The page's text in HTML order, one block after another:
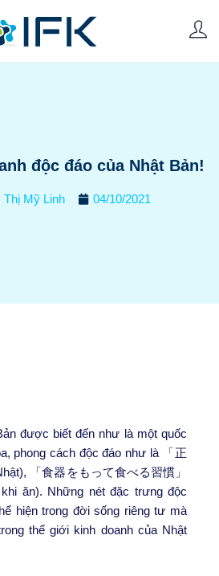
độc đáo của Nhật Bản!
Thị Mỹ Linh 04/10/2021
được biết đến như là một quốc
phong cách độc đáo như là 「正
「食器をもって食べる習慣」
ăn). Những nét đặc trưng độc
hiện trong đời sống riêng tư mà
thế giới kinh doanh của Nhật